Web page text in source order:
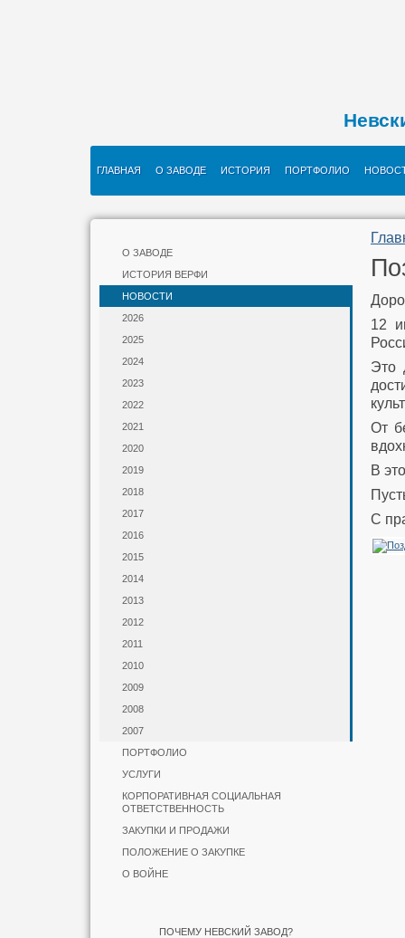
ГЛАВНАЯ О ЗАВОДЕ ИСТОРИЯ ПОРТФОЛИО
О ЗАВОДЕ
ИСТОРИЯ ВЕРФИ
НОВОСТИ
2026
2025
2024
2023
2022
2021
2020
2019
2018
2017
2016
2015
2014
2013
2012
2011
2010
2009
2008
2007
ПОРТФОЛИО
УСЛУГИ
КОРПОРАТИВНАЯ СОЦИАЛЬНАЯ
ОТВЕТСТВЕННОСТЬ
ЗАКУПКИ И ПРОДАЖИ
ПОЛОЖЕНИЕ О ЗАКУПКЕ
О ВОЙНЕ
ПОЧЕМУ НЕВСКИЙ ЗАВОД?
12
Это
От
В
С